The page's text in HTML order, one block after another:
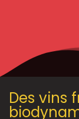
Des vins